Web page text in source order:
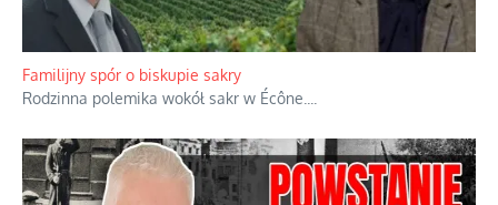
Ciemna strona podręcznikowych mitów historycznych
Historia jest doświadczeniem niepowtarzalnym i tłumaczenie,
że będziemy coś krytykować po to, żeby później znowu jakiegoś
powstania nie zrobili, jest...